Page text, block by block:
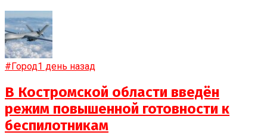
#Город1 день назад
В Костромской области введён
режим повышенной готовности к
беспилотникам